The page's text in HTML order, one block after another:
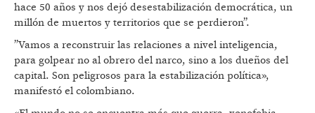
hace 50 años y nos dejó desestabilización democrática, un
millón de muertos y territorios que se perdieron”.
”Vamos a reconstruir las relaciones a nivel inteligencia,
para golpear no al obrero del narco, sino a los dueños del
capital. Son peligrosos para la estabilización política»,
manifestó el colombiano.